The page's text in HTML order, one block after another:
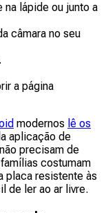
na lápide ou junto a
câmara no seu
a página
modernos lê os
aplicação de
precisam de
costumam
placa resistente às
de ler ao ar livre.